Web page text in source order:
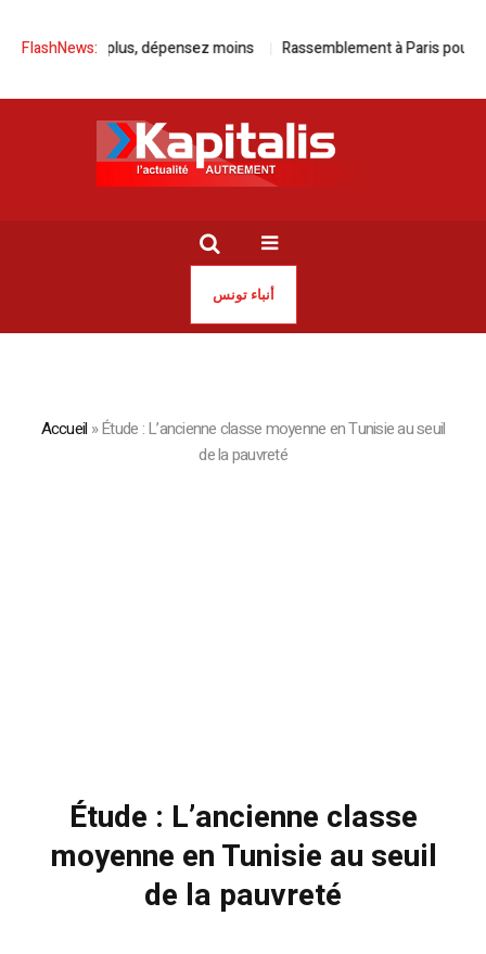
FlashNews:
roulez plus, dépensez moins Rassemblement à Paris pour la
أنباء تونس
Accueil »Étude : L’ancienne classe moyenne en Tunisie au seuil
de la pauvreté
Étude : L’ancienne classe
moyenne en Tunisie au seuil
de la pauvreté